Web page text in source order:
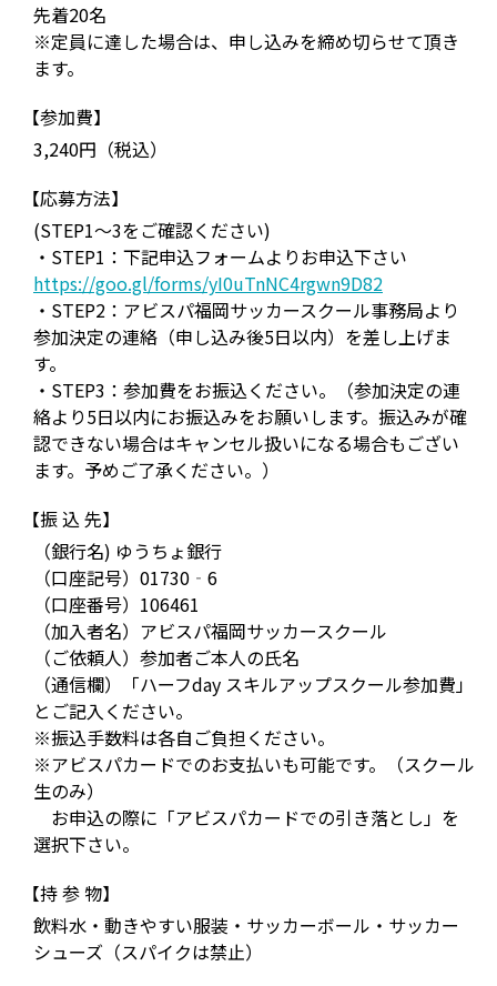
先着20名
※定員に達した場合は、申し込みを締め切らせて頂き
ます。
【参加費】
3,240円（税込）
【応募方法】
(STEP1～3をご確認ください)
・STEP1：下記申込フォームよりお申込下さい
https://goo.gl/forms/yI0uTnNC4rgwn9D82
・STEP2：アビスパ福岡サッカースクール事務局より
参加決定の連絡（申し込み後5日以内）を差し上げま
す。
・STEP3：参加費をお振込ください。（参加決定の連
絡より5日以内にお振込みをお願いします。振込みが確
認できない場合はキャンセル扱いになる場合もござい
ます。予めご了承ください。）
【振 込 先】
（銀行名) ゆうちょ銀行
（口座記号）01730‐6
（口座番号）106461
（加入者名）アビスパ福岡サッカースクール
（ご依頼人）参加者ご本人の氏名
（通信欄）「ハーフday スキルアップスクール参加費」
とご記入ください。
※振込手数料は各自ご負担ください。
※アビスパカードでのお支払いも可能です。（スクール
生のみ）
お申込の際に「アビスパカードでの引き落とし」を
選択下さい。
【持 参 物】
飲料水・動きやすい服装・サッカーボール・サッカー
シューズ（スパイクは禁止）